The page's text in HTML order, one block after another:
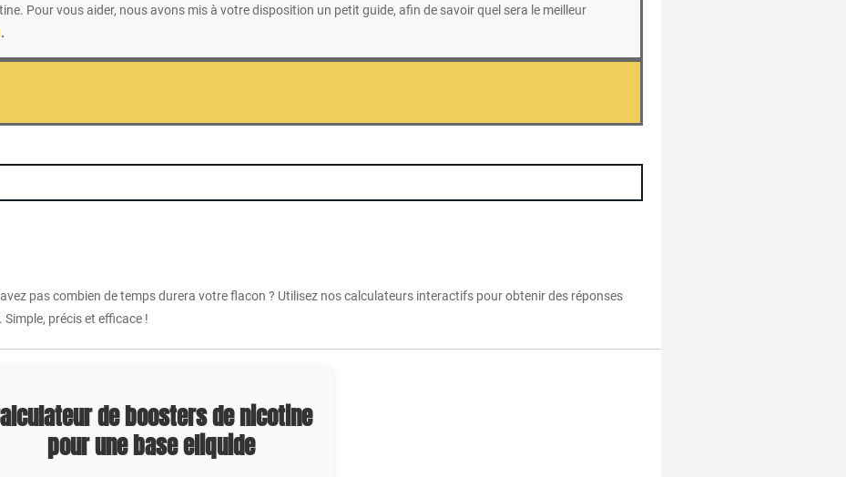
Pour vous aider, nous avons mis à votre disposition un petit guide, afin de savoir quel sera le meilleur
.
pas combien de temps durera votre flacon ? Utilisez nos calculateurs interactifs pour obtenir des réponses
précis et efficace !
de boosters de nicotine
pour une base eliquide